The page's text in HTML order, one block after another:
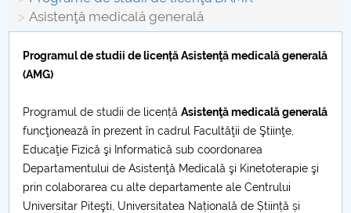
Admitere
Români de pretutindeni - ADMITERE
Senat
Facultăți
Asistenţă medicală generală
Programul de studii de licență Asistenţă medicală generală
(AMG)
Programul de studii de licențăAsistenţă medicală generală
funcţionează în prezent în cadrul Facultăţii de Ştiinţe,
Educaţie Fizică şi Informatică sub coordonarea
Departamentului de Asistenţă Medicală şi Kinetoterapie şi
prin colaborarea cu alte departamente ale Centrului
Universitar Piteşti, Universitatea Națională de Știință și